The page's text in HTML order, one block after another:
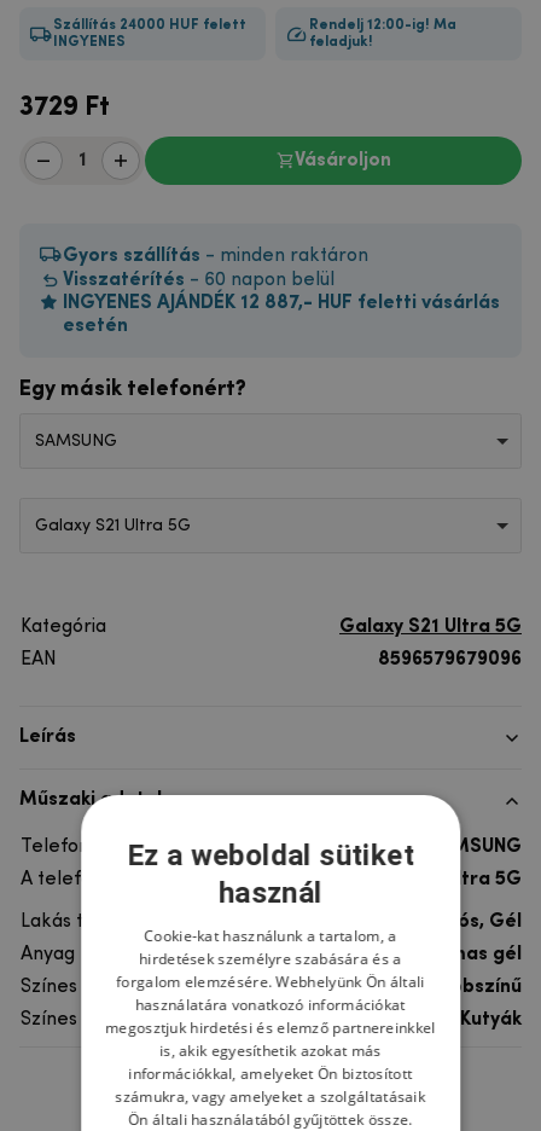
Szállítás 24000 HUF felett
INGYENES
Rendelj 12:00-ig! Ma
feladjuk!
3729 Ft
Vásároljon
Gyors szállítás - minden raktáron
Visszatérítés - 60 napon belül
INGYENES AJÁNDÉK 12 887,- HUF feletti vásárlás
esetén
Egy másik telefonért?
SAMSUNG
Galaxy S21 Ultra 5G
Kategória
Galaxy S21 Ultra 5G
EAN
8596579679096
Leírás
Műszaki adatok
Telefon márka
SAMSUNG
A telefonmodellhez
Galaxy S21 Ultra 5G
Lakás típusa
Ultra tartós, Gél
Anyag
rugalmas gél
Színes
többszínű
Színes motívum
Kutyák
Ne felejtsd el
Ez a weboldal sütiket
használ
Cookie-kat használunk a tartalom, a
hirdetések személyre szabására és a
forgalom elemzésére. Webhelyünk Ön általi
használatára vonatkozó információkat
megosztjuk hirdetési és elemző partnereinkkel
is, akik egyesíthetik azokat más
információkkal, amelyeket Ön biztosított
számukra, vagy amelyeket a szolgáltatásaik
Ön általi használatából gyűjtöttek össze.